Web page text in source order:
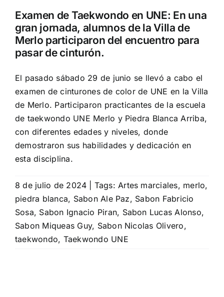
Examen de Taekwondo en UNE: En una
gran jornada, alumnos de la Villa de
Merlo participaron del encuentro para
pasar de cinturón.
El pasado sábado 29 de junio se llevó a cabo el
examen de cinturones de color de UNE en la Villa
de Merlo. Participaron practicantes de la escuela
de taekwondo UNE Merlo y Piedra Blanca Arriba,
con diferentes edades y niveles, donde
demostraron sus habilidades y dedicación en
esta disciplina.
8 de julio de 2024 Tags: Artes marciales, merlo,
piedra blanca, Sabon Ale Paz, Sabon Fabricio
Sosa, Sabon Ignacio Piran, Sabon Lucas Alonso,
Sabon Miqueas Guy, Sabon Nicolas Olivero,
taekwondo, Taekwondo UNE